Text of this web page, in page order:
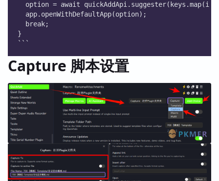
option = await quickAddApi.suggester(keys.map(i
  app.openWithDefaultApp(option);
  break;
}
```
Capture 脚本设置